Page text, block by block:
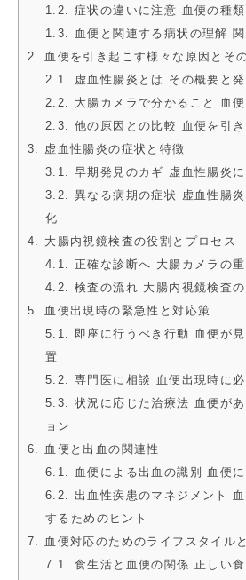
1.2. 症状の違いに注意 血便の種
1.3. 血便と関連する病状の理解
2. 血便を引き起こす様々な原因とそ
2.1. 虚血性腸炎とは その概要と
2.2. 大腸カメラで分かること 血
2.3. 他の原因との比較 血便を引
3. 虚血性腸炎の症状と特徴
3.1. 早期発見のカギ 虚血性腸炎に
3.2. 異なる病期の症状 虚血性腸
化
4. 大腸内視鏡検査の役割とプロセス
4.1. 正確な診断へ 大腸カメラの重
4.2. 検査の流れ 大腸内視鏡検査
5. 血便出現時の緊急性と対応策
5.1. 即座に行うべき行動 血便が
置
5.2. 専門医に相談 血便出現時に
5.3. 状況に応じた治療法 血便が
ョン
6. 血便と出血の関連性
6.1. 血便による出血の識別 血便
6.2. 出血性疾患のマネジメント
するためのヒント
7. 血便対応のためのライフスタイル
7.1. 食生活と血便の関係 正しい